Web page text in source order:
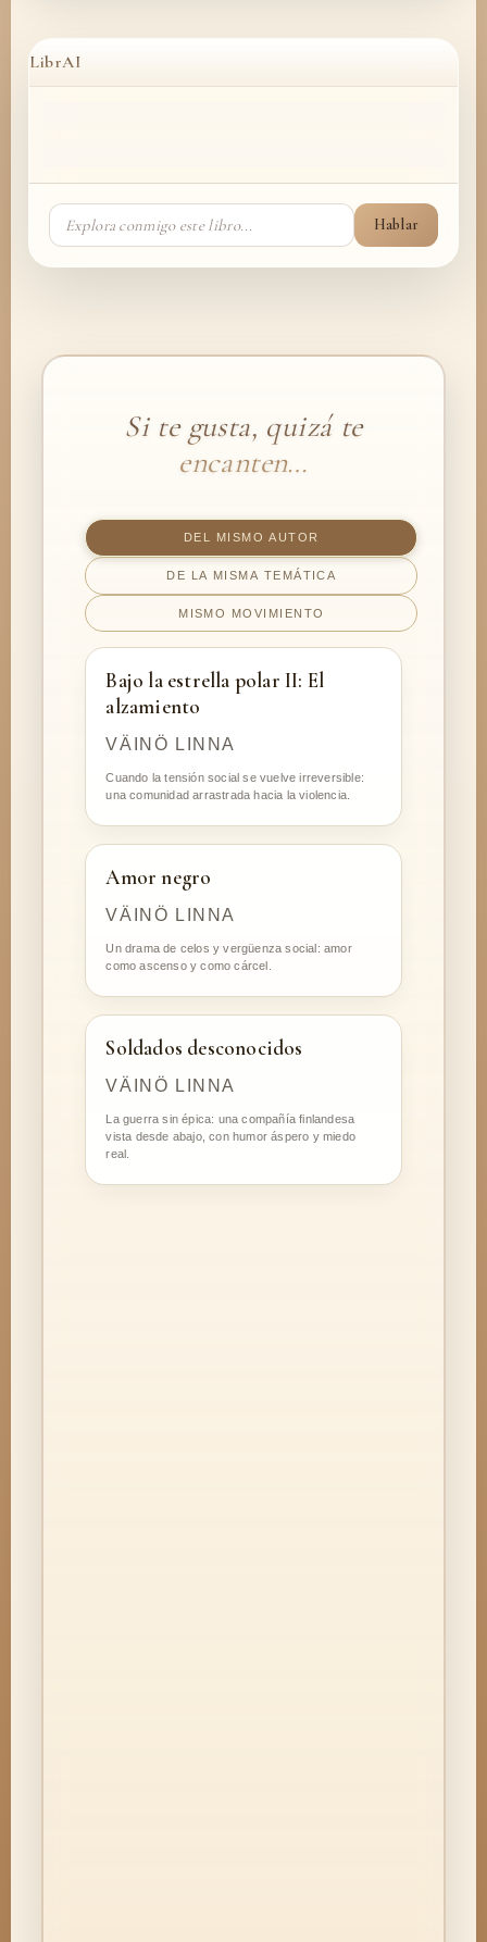
LibrAI
Hablar
Si te gusta, quizá te
encanten…
DEL MISMO AUTOR
DE LA MISMA TEMÁTICA
MISMO MOVIMIENTO
Bajo la estrella polar II: El
alzamiento
VÄINÖ LINNA
Cuando la tensión social se vuelve irreversible:
una comunidad arrastrada hacia la violencia.
Amor negro
VÄINÖ LINNA
Un drama de celos y vergüenza social: amor
como ascenso y como cárcel.
Soldados desconocidos
VÄINÖ LINNA
La guerra sin épica: una compañía finlandesa
vista desde abajo, con humor áspero y miedo
real.